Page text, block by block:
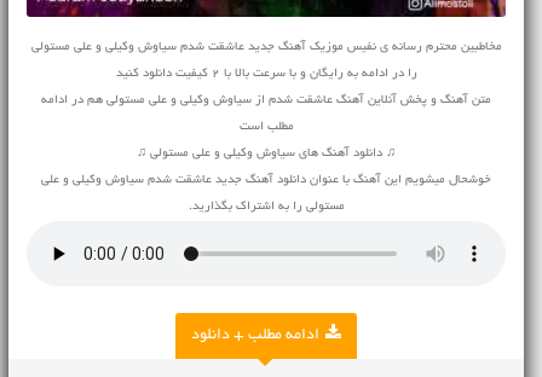
مخاطبین محترم رسانه ی نفیس موزیک آهنگ جدید عاشقت شدم سیاوش وکیلی و علی مستولی
را در ادامه به رایگان و با سرعت بالا با 2 کیفیت دانلود کنید
متن آهنگ و پخش آنلاین آهنگ عاشقت شدم از سیاوش وکیلی و علی مستولی هم در ادامه
مطلب است
♫ دانلود آهنگ های سیاوش وکیلی و علی مستولی ♫
خوشحال میشویم این آهنگ با عنوان دانلود آهنگ جدید عاشقت شدم سیاوش وکیلی و علی
مستولی را به اشتراک بگذارید.
ادامه مطلب + دانلود